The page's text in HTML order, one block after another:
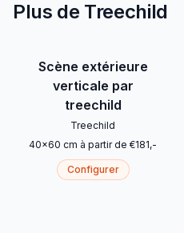
Plus de Treechild
Scène extérieure
verticale par
treechild
Treechild
40x60 cm à partir de €181,-
Configurer